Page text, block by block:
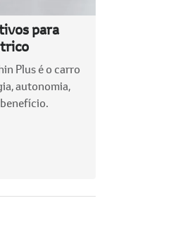
para
Plus é o carro
autonomia,